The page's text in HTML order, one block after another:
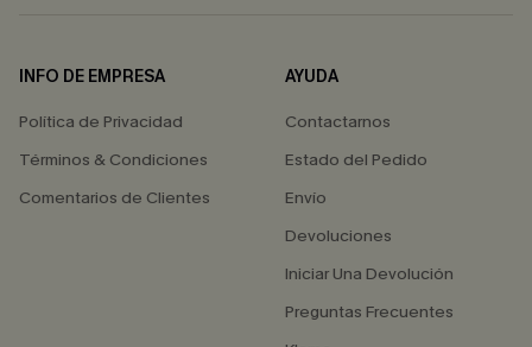
INFO DE EMPRESA
Política de Privacidad
Términos & Condiciones
Comentarios de Clientes
AYUDA
Contactarnos
Estado del Pedido
Envío
Devoluciones
Iniciar Una Devolución
Preguntas Frecuentes